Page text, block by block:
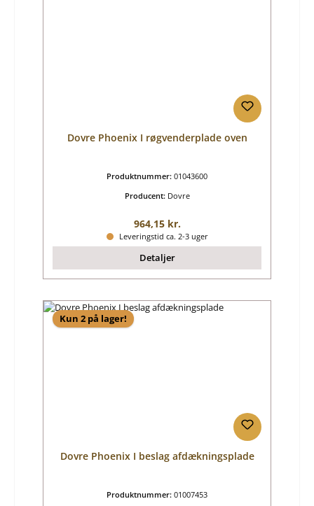
Dovre Phoenix I røgvenderplade oven
Produktnummer: 01043600
Producent: Dovre
Almindelig pris:
964,15 kr.
Leveringstid ca. 2-3 uger
Detaljer
Kun 2 på lager!
Dovre Phoenix I beslag afdækningsplade
Produktnummer: 01007453